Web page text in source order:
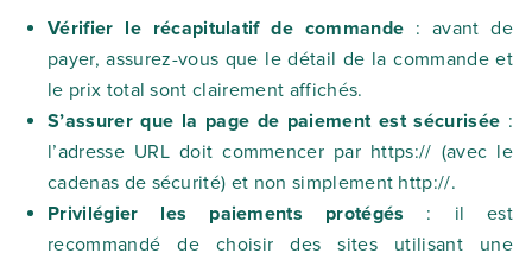
Vérifier le récapitulatif de commande : avant de
payer, assurez-vous que le détail de la commande et
le prix total sont clairement affichés.
S’assurer que la page de paiement est sécurisée :
l’adresse URL doit commencer par https:// (avec le
cadenas de sécurité) et non simplement http://.
Privilégier les paiements protégés : il est
recommandé de choisir des sites utilisant une